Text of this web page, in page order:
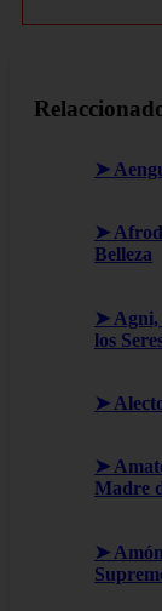
➤
➤
Belleza
➤ Agni,
los
➤
➤
Madre
➤